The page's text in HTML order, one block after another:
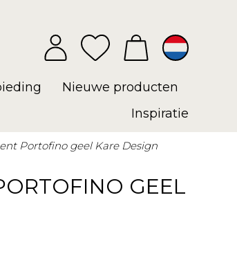
Nieuwe producten
Inspiratie
Portofino geel Kare Design
GEEL